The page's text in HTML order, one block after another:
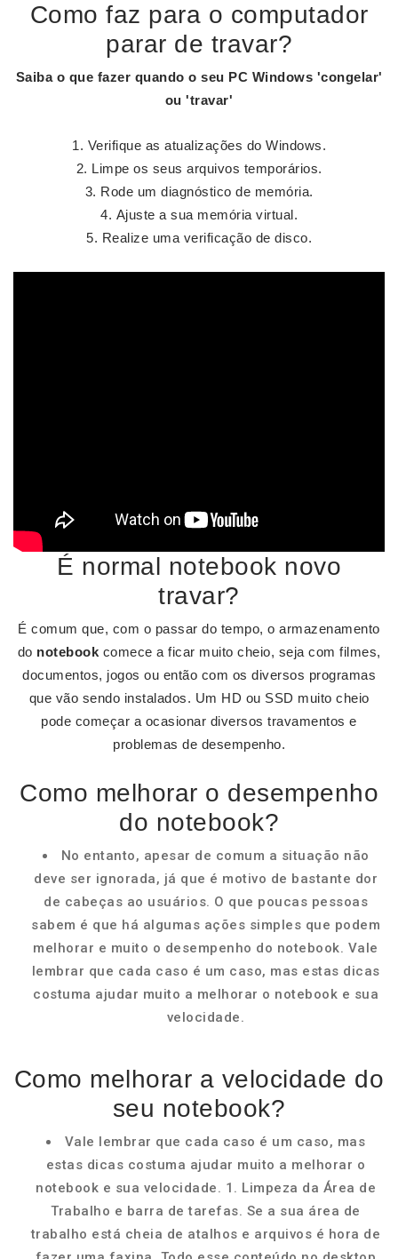
Como faz para o computador
parar de travar?
Saiba o que fazer quando o seu PC Windows 'congelar'
ou 'travar'
Verifique as atualizações do Windows.
Limpe os seus arquivos temporários.
Rode um diagnóstico de memória.
Ajuste a sua memória virtual.
Realize uma verificação de disco.
É normal notebook novo
travar?
É comum que, com o passar do tempo, o armazenamento
do notebook comece a ficar muito cheio, seja com filmes,
documentos, jogos ou então com os diversos programas
que vão sendo instalados. Um HD ou SSD muito cheio
pode começar a ocasionar diversos travamentos e
problemas de desempenho.
Como melhorar o desempenho
do notebook?
No entanto, apesar de comum a situação não
deve ser ignorada, já que é motivo de bastante dor
de cabeças ao usuários. O que poucas pessoas
sabem é que há algumas ações simples que podem
melhorar e muito o desempenho do notebook. Vale
lembrar que cada caso é um caso, mas estas dicas
costuma ajudar muito a melhorar o notebook e sua
velocidade.
Como melhorar a velocidade do
seu notebook?
Vale lembrar que cada caso é um caso, mas
estas dicas costuma ajudar muito a melhorar o
notebook e sua velocidade. 1. Limpeza da Área de
Trabalho e barra de tarefas. Se a sua área de
trabalho está cheia de atalhos e arquivos é hora de